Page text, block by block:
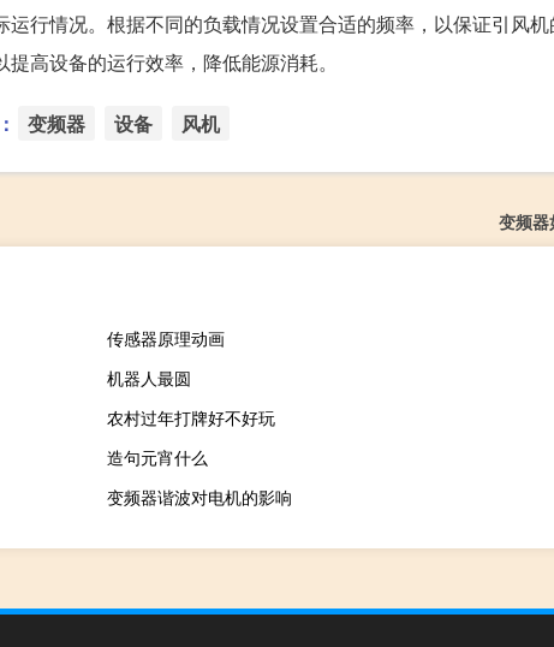
行情况。根据不同的负载情况设置合适的频率，以保证引风
高设备的运行效率，降低能源消耗。
变频器 设备 风机
变频器
传感器原理动画
机器人最圆
农村过年打牌好不好玩
造句元宵什么
变频器谐波对电机的影响